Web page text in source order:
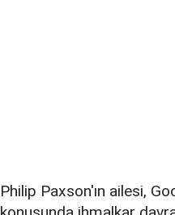
Philip Paxson'ın ailesi,